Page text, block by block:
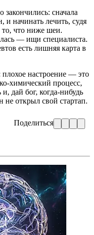
сначала
и начинать лечить, судя
то, что ниже шеи.
— ищи специалиста.
есть лишняя карта в
настроение — это
химический процесс,
дай бог, когда-нибудь
не открыл свой стартап.
Поделиться